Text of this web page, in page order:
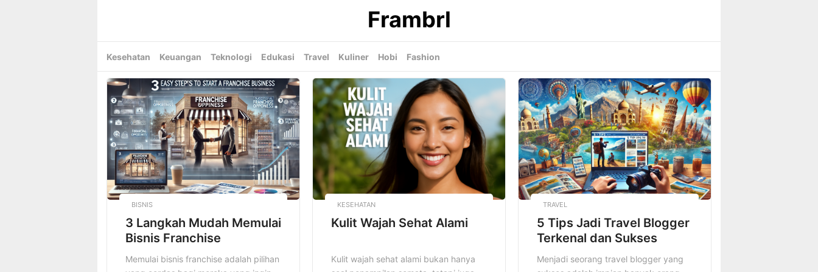
Frambrl
Kesehatan Keuangan Teknologi Edukasi Travel Kuliner Hobi Fashion
BISNIS
3 Langkah Mudah Memulai
Bisnis Franchise
Memulai bisnis franchise adalah pilihan
KESEHATAN
Kulit Wajah Sehat Alami
Kulit wajah sehat alami bukan hanya
TRAVEL
5 Tips Jadi Travel Blogger
Terkenal dan Sukses
Menjadi seorang travel blogger yang